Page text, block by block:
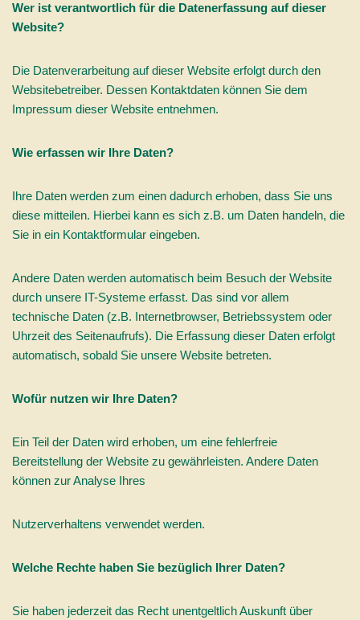
Wer ist verantwortlich für die Datenerfassung auf dieser
Website?
Die Datenverarbeitung auf dieser Website erfolgt durch den
Websitebetreiber. Dessen Kontaktdaten können Sie dem
Impressum dieser Website entnehmen.
Wie erfassen wir Ihre Daten?
Ihre Daten werden zum einen dadurch erhoben, dass Sie uns
diese mitteilen. Hierbei kann es sich z.B. um Daten handeln, die
Sie in ein Kontaktformular eingeben.
Andere Daten werden automatisch beim Besuch der Website
durch unsere IT-Systeme erfasst. Das sind vor allem
technische Daten (z.B. Internetbrowser, Betriebssystem oder
Uhrzeit des Seitenaufrufs). Die Erfassung dieser Daten erfolgt
automatisch, sobald Sie unsere Website betreten.
Wofür nutzen wir Ihre Daten?
Ein Teil der Daten wird erhoben, um eine fehlerfreie
Bereitstellung der Website zu gewährleisten. Andere Daten
können zur Analyse Ihres
Nutzerverhaltens verwendet werden.
Welche Rechte haben Sie bezüglich Ihrer Daten?
Sie haben jederzeit das Recht unentgeltlich Auskunft über